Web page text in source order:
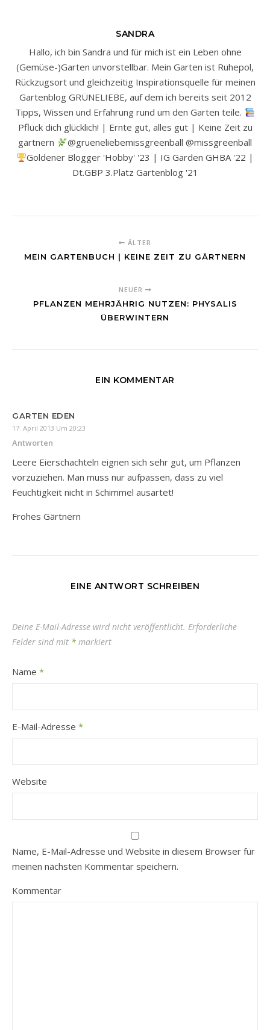
SANDRA
Hallo, ich bin Sandra und für mich ist ein Leben ohne
(Gemüse-)Garten unvorstellbar. Mein Garten ist Ruhepol,
Rückzugsort und gleichzeitig Inspirationsquelle für meinen
Gartenblog GRÜNELIEBE, auf dem ich bereits seit 2012
Tipps, Wissen und Erfahrung rund um den Garten teile.
Pflück dich glücklich! | Ernte gut, alles gut | Keine Zeit zu
gärtnern
@grueneliebemissgreenball @missgreenball
Goldener Blogger 'Hobby' '23 | IG Garden GHBA '22 |
Dt.GBP 3.Platz Gartenblog '21
ÄLTER
MEIN GARTENBUCH | KEINE ZEIT ZU GÄRTNERN
NEUER
PFLANZEN MEHRJÄHRIG NUTZEN: PHYSALIS
ÜBERWINTERN
EIN KOMMENTAR
GARTEN EDEN
17. April 2013 Um 20:23
Antworten
Leere Eierschachteln eignen sich sehr gut, um Pflanzen
vorzuziehen. Man muss nur aufpassen, dass zu viel
Feuchtigkeit nicht in Schimmel ausartet!
Frohes Gärtnern
EINE ANTWORT SCHREIBEN
Deine E-Mail-Adresse wird nicht veröffentlicht. Erforderliche
Felder sind mit * markiert
Name *
E-Mail-Adresse *
Website
Name, E-Mail-Adresse und Website in diesem Browser für
meinen nächsten Kommentar speichern.
Kommentar